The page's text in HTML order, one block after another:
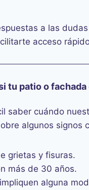
a las
acceso
tu patio o
saber cuándo
algunos signos
grietas y fisuras.
más de 30 años.
alguna